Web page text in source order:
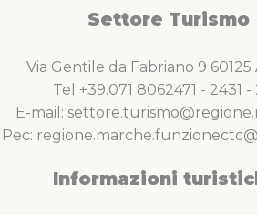
Settore Turismo
Via Gentile da Fabriano 9
Tel +39.071 8062471 - 2431 -
E-mail:
Pec:
Informazioni